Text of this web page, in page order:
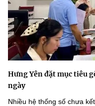
Hưng Yên đặt mục tiêu
ngày
Nhiều hệ thống số chưa